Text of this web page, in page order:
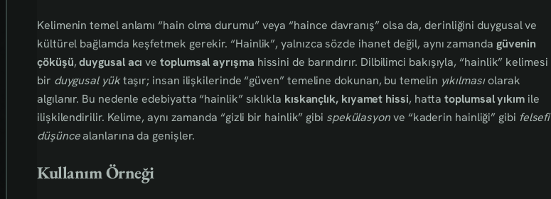
Kelimenin temel anlamı “hain olma durumu” veya “haince davranış” olsa da, derinliğini duygusal ve
kültürel bağlamda keşfetmek gerekir. “Hainlik”, yalnızca sözde ihanet değil, aynı zamanda güvenin
çöküşü,duygusal acı vetoplumsal ayrışma hissini de barındırır. Dilbilimci bakışıyla, “hainlik” kelimesi
bir duygusal yüktaşır; insan ilişkilerinde “güven” temeline dokunan, bu temelin yıkılmasıolarak
algılanır. Bu nedenle edebiyatta “hainlik” sıklıkla kıskançlık, kıyamet hissi, hattatoplumsal yıkım ile
ilişkilendirilir. Kelime, aynı zamanda “gizli bir hainlik” gibi spekülasyonve “kaderin hainliği” gibi felsefi
düşüncealanlarına da genişler.
Kullanım Örneği